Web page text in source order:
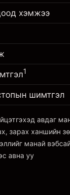
хэмжээнээс
арилжааны
мөнгө ~ $
руу орох
хөрөнгө
хэмжээнээс
~ $
орох
хэмжээ
1
шимтгэл
авдаг
зарах ханшийн
манай
авна уу